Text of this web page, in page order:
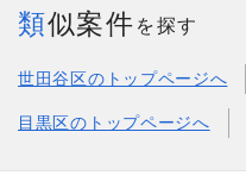
類似案件 を探す
世田谷区のトップページへ
目黒区のトップページへ